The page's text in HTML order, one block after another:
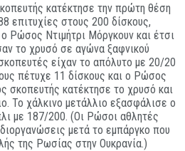
κατέκτησε την πρώτη θέση
επιτυχίες στους 200 δίσκους,
Ρώσος Ντιμήτρι Μόργκουν και έτσι
το χρυσό σε αγώνα ξαφνικού
είχαν το απόλυτο με 20/20
πέτυχε 11 δίσκους και ο Ρώσος
σκοπευτής κατέκτησε το χρυσό και
Το χάλκινο μετάλλιο εξασφάλισε ο
με 187/200. (Οι Ρώσοι αθλητές
μετά το εμπάργκο που
της Ρωσίας στην Ουκρανία.)